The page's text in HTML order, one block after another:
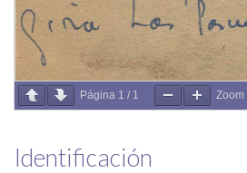
Página 1 / 1 Zoom
Identificación